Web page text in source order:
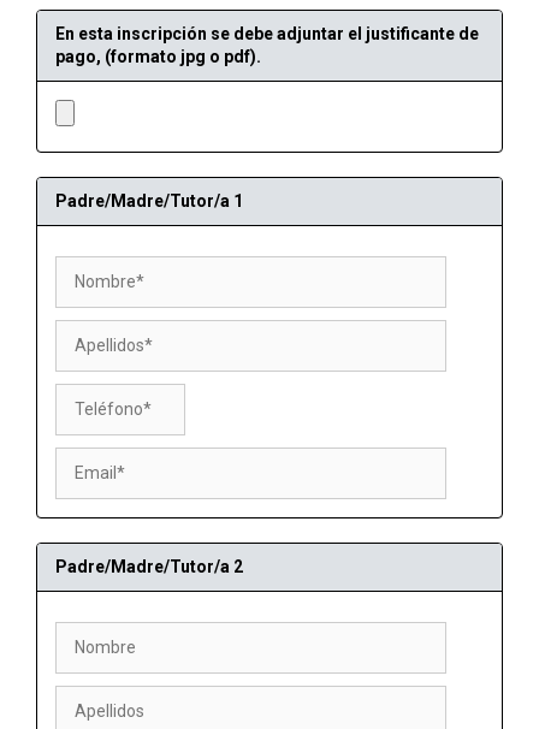
En esta inscripción se debe adjuntar el justificante de
pago, (formato jpg o pdf).
Padre/Madre/Tutor/a 1
Padre/Madre/Tutor/a 2